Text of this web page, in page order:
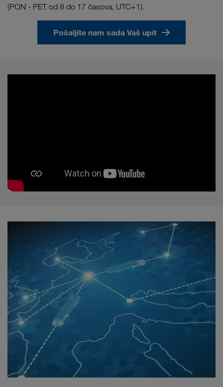
(PON - PET od 8 do 17 časova, UTC+1).
Pošaljite nam sada Vaš upit